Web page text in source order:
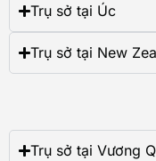
Trụ sở tại Úc
Trụ sở tại New
Trụ sở tại Vương